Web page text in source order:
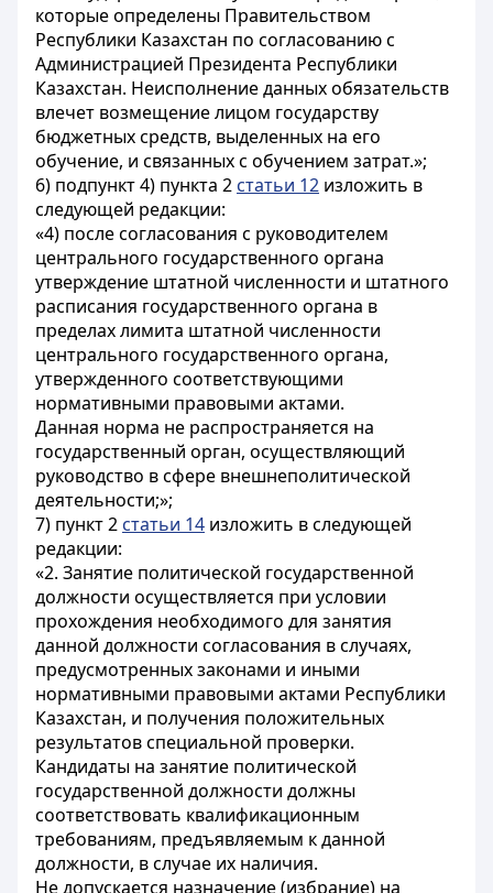
которые определены Правительством
Республики Казахстан по согласованию с
Администрацией Президента Республики
Казахстан. Неисполнение данных обязательств
влечет возмещение лицом государству
бюджетных средств, выделенных на его
обучение, и связанных с обучением затрат.»;
6) подпункт 4) пункта 2 статьи 12 изложить в
следующей редакции:
«4) после согласования с руководителем
центрального государственного органа
утверждение штатной численности и штатного
расписания государственного органа в
пределах лимита штатной численности
центрального государственного органа,
утвержденного соответствующими
нормативными правовыми актами.
Данная норма не распространяется на
государственный орган, осуществляющий
руководство в сфере внешнеполитической
деятельности;»;
7) пункт 2 статьи 14 изложить в следующей
редакции:
«2. Занятие политической государственной
должности осуществляется при условии
прохождения необходимого для занятия
данной должности согласования в случаях,
предусмотренных законами и иными
нормативными правовыми актами Республики
Казахстан, и получения положительных
результатов специальной проверки.
Кандидаты на занятие политической
государственной должности должны
соответствовать квалификационным
требованиям, предъявляемым к данной
должности, в случае их наличия.
Не допускается назначение (избрание) на